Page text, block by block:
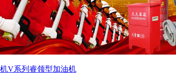
V系列睿领型加油机